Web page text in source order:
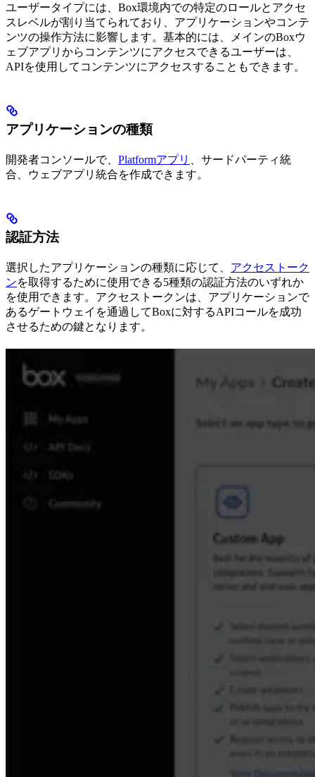
ユーザータイプには、Box環境内での特定のロールとアクセ
スレベルが割り当てられており、アプリケーションやコンテ
ンツの操作方法に影響します。基本的には、メインのBoxウ
ェブアプリからコンテンツにアクセスできるユーザーは、
APIを使用してコンテンツにアクセスすることもできます。
アプリケーションの種類
開発者コンソールで、 Platformアプリ
、サードパーティ統
合、ウェブアプリ統合を作成できます。
認証方法
選択したアプリケーションの種類に応じて、 アクセストーク
ンを取得するために使用できる5種類の認証方法のいずれか
を使用できます。アクセストークンは、アプリケーションで
あるゲートウェイを通過してBoxに対するAPIコールを成功
させるための鍵となります。